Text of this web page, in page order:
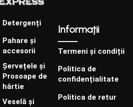
Detergenți
Pahare și
accesorii
Șervețele și
Prosoape de
hârtie
Veselă și
Informații
Termeni și condiții
Politica de
confidențialitate
Politica de retur